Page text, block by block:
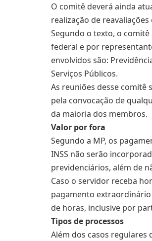
O comitê deverá ainda
realização de
Segundo o texto, o
federal e por
envolvidos são:
Serviços Públicos.
As reuniões desse
pela convocação de
da maioria dos membros.
Valor por fora
Segundo a MP, os
INSS não serão
previdenciários, além de
Caso o servidor receba
pagamento
de horas, inclusive por
Tipos de processos
Além dos casos regulares